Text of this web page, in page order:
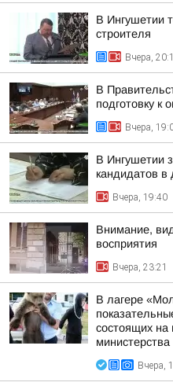
В Ингушетии
строителя
Вчера,
В
подготовку
Вчера,
В Ингушетии
кандидатов в
Вчера, 19:40
Внимание,
восприятия
Вчера, 23:21
В лагере
состоящих на
Вчера,